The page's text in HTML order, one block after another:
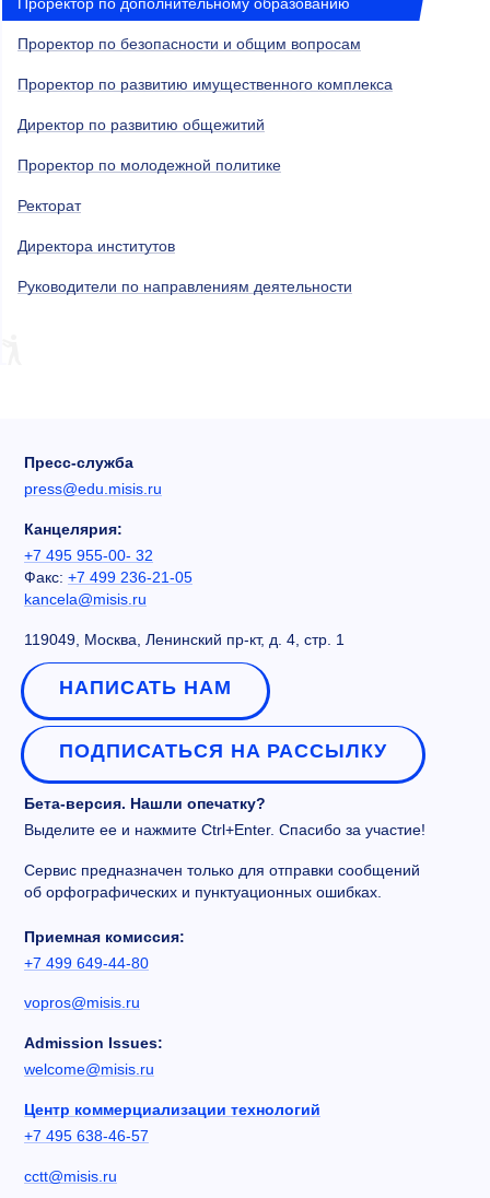
Проректор по безопасности и общим вопросам
Проректор по развитию имущественного комплекса
Директор по развитию общежитий
Проректор по молодежной политике
Ректорат
Директора институтов
Руководители по направлениям деятельности
Пресс-служба
press@edu.misis.ru
Канцелярия:
+7 495 955-00- 32
Факс: +7 499 236-21-05
kancela@misis.ru
119049, Москва, Ленинский пр-кт, д. 4, стр. 1
НАПИСАТЬ НАМ
ПОДПИСАТЬСЯ НА РАССЫЛКУ
Бета-версия. Нашли опечатку?
Выделите ее и нажмите Ctrl+Enter. Спасибо за участие!
Сервис предназначен только для отправки сообщений
об орфографических и пунктуационных ошибках.
Приемная комиссия:
+7 499 649-44-80
vopros@misis.ru
Admission Issues:
welcome@misis.ru
Центр коммерциализации технологий
+7 495 638-46-57
cctt@misis.ru